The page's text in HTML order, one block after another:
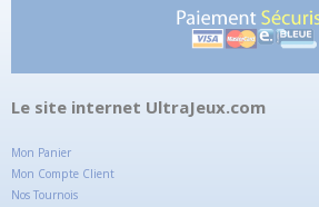
Le site internet UltraJeux.com
Mon Panier
Mon Compte Client
Nos Tournois